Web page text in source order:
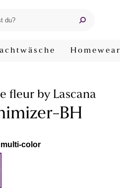
Homewear
fleur by Lascana
BH
multi-color